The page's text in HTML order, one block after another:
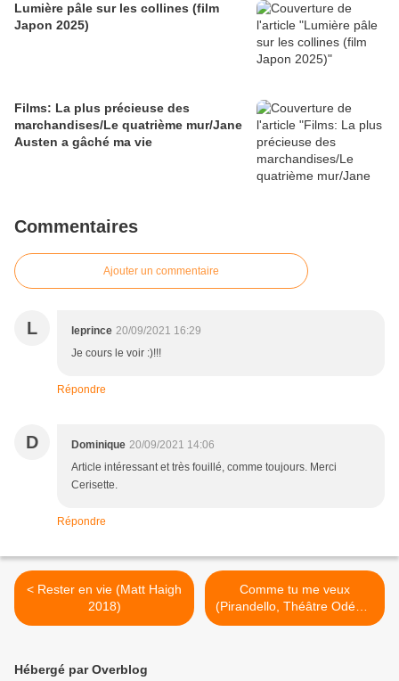
Lumière pâle sur les collines (film
Japon 2025)
Films: La plus précieuse des
marchandises/Le quatrième mur/Jane
Austen a gâché ma vie
Commentaires
Ajouter un commentaire
L leprince 20/09/2021 16:29
Je cours le voir :)!!!
Répondre
D Dominique 20/09/2021 14:06
Article intéressant et très fouillé, comme toujours. Merci
Cerisette.
Répondre
< Rester en vie (Matt Haigh
2018)
Comme tu me veux
(Pirandello, Théâtre Odéon)
>
Hébergé par Overblog